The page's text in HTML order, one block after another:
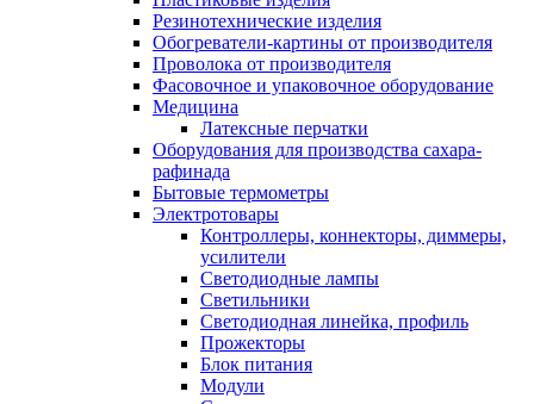
Резинотехнические изделия
Обогреватели-картины от производителя
Проволока от производителя
Фасовочное и упаковочное оборудование
Медицина
Латексные перчатки
Оборудования для производства сахара-
рафинада
Бытовые термометры
Электротовары
Контроллеры, коннекторы, диммеры,
усилители
Светодиодные лампы
Светильники
Светодиодная линейка, профиль
Прожекторы
Блок питания
Модули